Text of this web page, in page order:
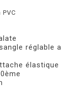
réglable